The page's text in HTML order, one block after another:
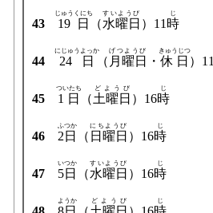
43 19日
じゅうくにち
（水曜日
すいようび
）11 時
じ
44 24日
にじゅうよっか
（ 月曜日
げつようび
・ 休日
きゅうじつ
）11
45 1日
ついたち
（土曜日
どようび
）16時
じ
46 2日
ふつか
（ 日曜日
にちようび
）16時
じ
47 5日
いつか
（水曜日
すいようび
）16時
じ
ようか どようび じ